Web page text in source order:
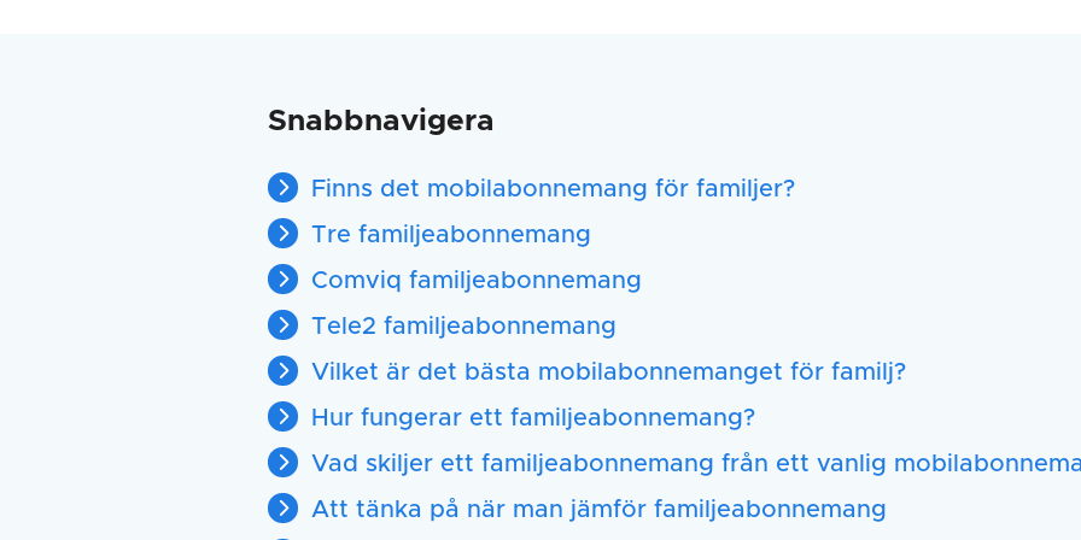
Snabbnavigera
Finns det mobilabonnemang för familjer?
Tre familjeabonnemang
Comviq familjeabonnemang
Tele2 familjeabonnemang
Vilket är det bästa mobilabonnemanget för familj?
Hur fungerar ett familjeabonnemang?
Vad skiljer ett familjeabonnemang från ett vanlig
Att tänka på när man jämför familjeabonnemang